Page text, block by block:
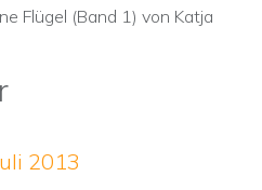
Flügel (Band 1) von Katja
2013